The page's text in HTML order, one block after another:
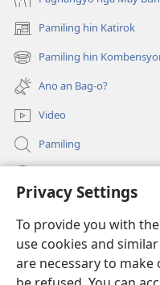
Privacy Settings
To provide you with
use cookies and
are necessary to
Pamiling hin Katirok
(opens
new
window)
Pamiling hin
(opens
new
window)
Ano an Bag-o?
Video
Pamiling
(opens
window)Watchtower ONLINE
(opens
new